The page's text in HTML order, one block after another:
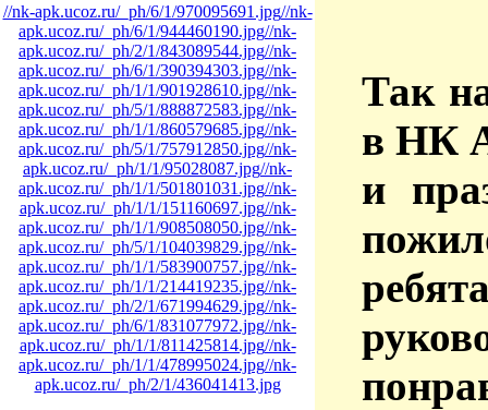
//nk-apk.ucoz.ru/_ph/6/1/970095691.jpg//nk-
apk.ucoz.ru/_ph/6/1/944460190.jpg//nk-
apk.ucoz.ru/_ph/2/1/843089544.jpg//nk-
apk.ucoz.ru/_ph/6/1/390394303.jpg//nk-
apk.ucoz.ru/_ph/1/1/901928610.jpg//nk-
apk.ucoz.ru/_ph/5/1/888872583.jpg//nk-
apk.ucoz.ru/_ph/1/1/860579685.jpg//nk-
apk.ucoz.ru/_ph/5/1/757912850.jpg//nk-
apk.ucoz.ru/_ph/1/1/95028087.jpg//nk-
apk.ucoz.ru/_ph/1/1/501801031.jpg//nk-
apk.ucoz.ru/_ph/1/1/151160697.jpg//nk-
apk.ucoz.ru/_ph/1/1/908508050.jpg//nk-
apk.ucoz.ru/_ph/5/1/104039829.jpg//nk-
apk.ucoz.ru/_ph/1/1/583900757.jpg//nk-
apk.ucoz.ru/_ph/1/1/214419235.jpg//nk-
apk.ucoz.ru/_ph/2/1/671994629.jpg//nk-
apk.ucoz.ru/_ph/6/1/831077972.jpg//nk-
apk.ucoz.ru/_ph/1/1/811425814.jpg//nk-
apk.ucoz.ru/_ph/1/1/478995024.jpg//nk-
apk.ucoz.ru/_ph/2/1/436041413.jpg
Так
в НК
и